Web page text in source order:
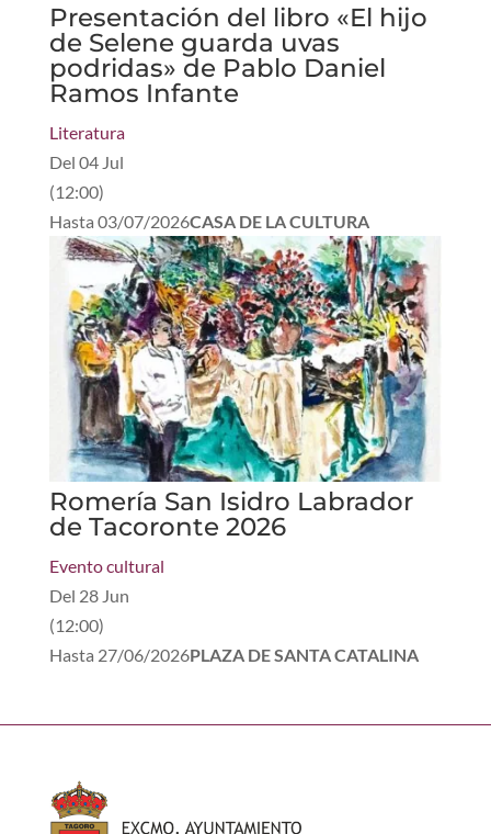
Presentación del libro «El hijo
de Selene guarda uvas
podridas» de Pablo Daniel
Ramos Infante
Literatura
Del 04 Jul
(12:00)
Hasta 03/07/2026CASA DE LA CULTURA
Romería San Isidro Labrador
de Tacoronte 2026
Evento cultural
Del 28 Jun
(12:00)
Hasta 27/06/2026PLAZA DE SANTA CATALINA